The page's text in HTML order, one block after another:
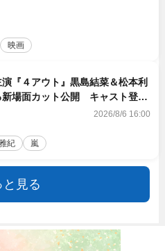
映画
『４アウト』黒島結菜＆松本利
新場面カット公開 キャスト登壇
定
2026/8/6 16:00
紀 嵐
と見る